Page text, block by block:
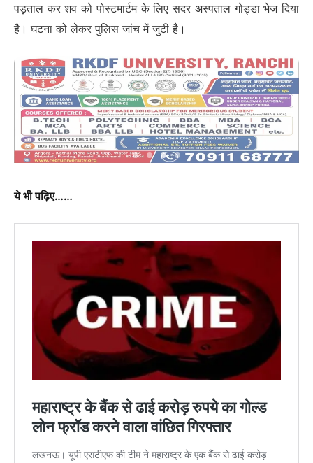
पड़ताल कर शव को पोस्टमार्टम के लिए सदर अस्पताल गोड्डा भेज दिया
है। घटना को लेकर पुलिस जांच में जुटी है।
ये भी पढ़िए……